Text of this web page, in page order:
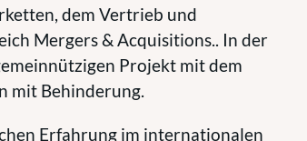
dem Vertrieb und
Mergers & Acquisitions.. In der
Projekt mit dem
mit Behinderung.
Erfahrung im internationalen